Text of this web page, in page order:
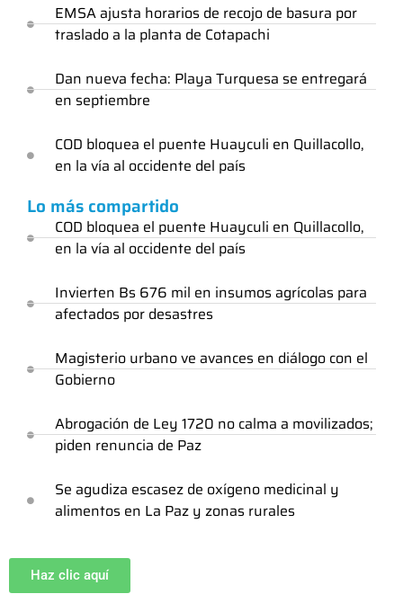
EMSA ajusta horarios de recojo de basura por
traslado a la planta de Cotapachi
Dan nueva fecha: Playa Turquesa se entregará
en septiembre
COD bloquea el puente Huayculi en Quillacollo,
en la vía al occidente del país
Lo más compartido
COD bloquea el puente Huayculi en Quillacollo,
en la vía al occidente del país
Invierten Bs 676 mil en insumos agrícolas para
afectados por desastres
Magisterio urbano ve avances en diálogo con el
Gobierno
Abrogación de Ley 1720 no calma a movilizados;
piden renuncia de Paz
Se agudiza escasez de oxígeno medicinal y
alimentos en La Paz y zonas rurales
Haz clic aquí